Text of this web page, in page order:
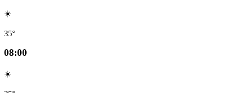
☀️
35°
08:00
☀️